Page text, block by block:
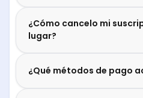
¿Cómo cancelo mi
lugar?
¿Qué métodos de pago